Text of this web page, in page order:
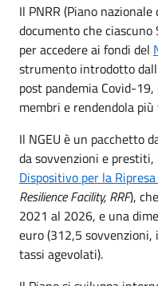
Il PNRR (Piano
documento che
per accedere ai fondi del
strumento introdotto
post pandemia Covid-
membri e rendendola
Il NGEU è un pacchetto
da sovvenzioni e
Dispositivo per la
Resilience Facility, RRF),
2021 al 2026, e una
euro (312,5
tassi agevolati).